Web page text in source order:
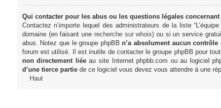
Qui contacter pour les abus ou les questions légales
Contactez n’importe lequel des administrateurs de la liste
domaine (en faisant une recherche sur whois) ou si un service
abus. Notez que le groupe phpBB n’a absolument aucun contrôle
forum est utilisé. Il est inutile de contacter le groupe phpBB pour
non directement liéeau site Internet phpbb.com ou au logiciel
d’une tierce partiede ce logiciel vous devez vous attendre à une
Haut